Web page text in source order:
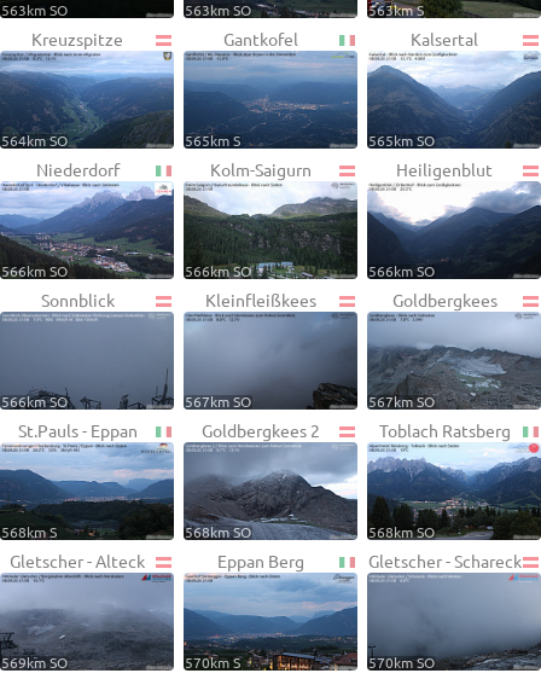
563km SO 563km SO 563km S
Kreuzspitze
564km SO
Gantkofel
565km S
Kalsertal
565km SO
Niederdorf
566km SO
Kolm-Saigurn
566km SO
Heiligenblut
566km SO
Sonnblick
566km SO
Kleinfleißkees
567km SO
Goldbergkees
567km SO
St.Pauls - Eppan
568km S
Goldbergkees 2
568km SO
Toblach Ratsberg
568km SO
Gletscher - Alteck
569km SO
Eppan Berg
570km S
Gletscher - Schareck
570km SO